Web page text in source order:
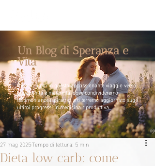
Un Blog di Speranza e
Vita
Unisciti a noi in questo appassionante viaggio verso
la paternità e maternità, dove condivideremo
testimonianze ispiratrici e ti terremo aggiornato sugli
ultimi progressi in medicina riproduttiva.
Dieta low carb: come
27 mag 2025Tempo di lettura: 5 min